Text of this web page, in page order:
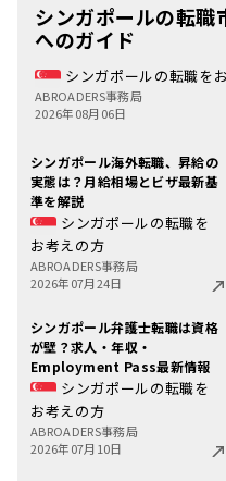
シンガポールの転職
へのガイド
シンガポールの転職を
ABROADERS事務局
2026年08月06日
シンガポール海外転職、昇給の
実態は？月給相場とビザ最新基
準を解説
シンガポールの転職を
お考えの方
ABROADERS事務局
2026年07月24日
シンガポール弁護士転職は資格
が壁？求人・年収・
Employment Pass最新情報
シンガポールの転職を
お考えの方
ABROADERS事務局
2026年07月10日